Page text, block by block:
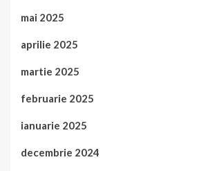
mai 2025
aprilie 2025
martie 2025
februarie 2025
ianuarie 2025
decembrie 2024